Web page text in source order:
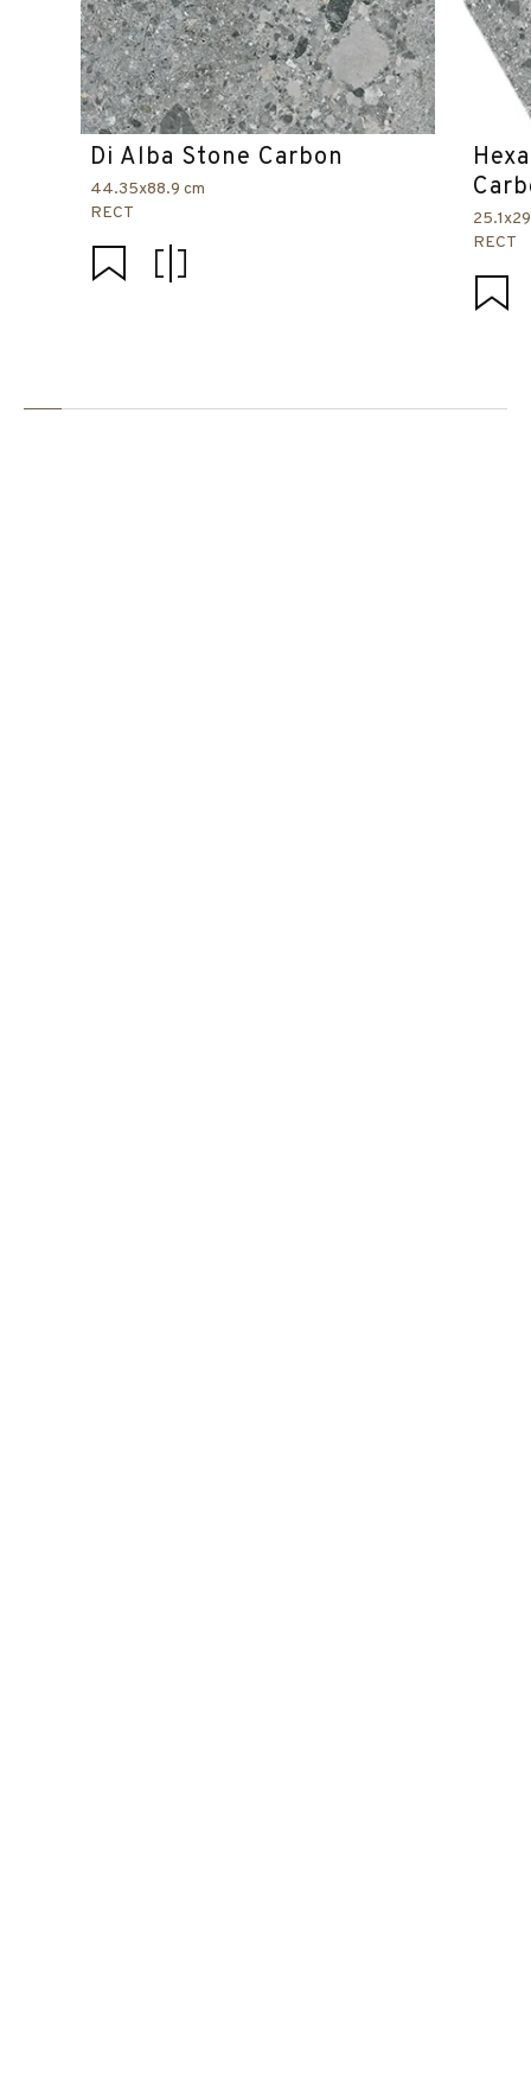
Di Alba Stone Carbon
44.35x88.9 cm
RECT
RECT